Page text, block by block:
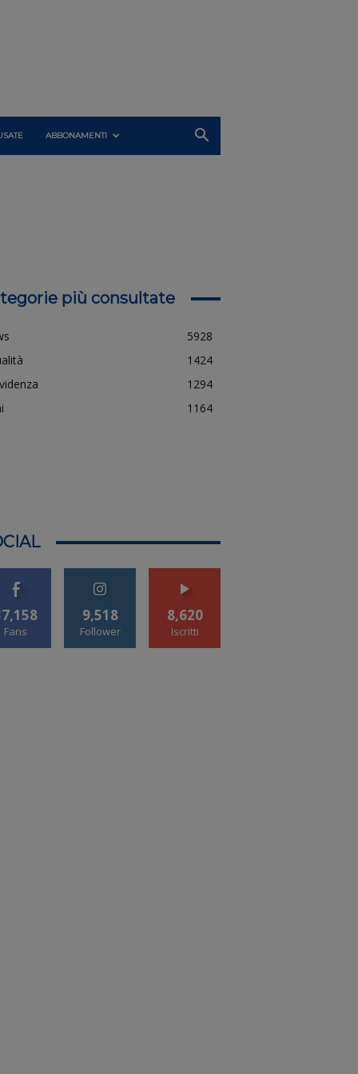
ABBONAMENTI
più consultate
5928
1424
1294
1164
Fans
9,518
Follower
8,620
Iscritti